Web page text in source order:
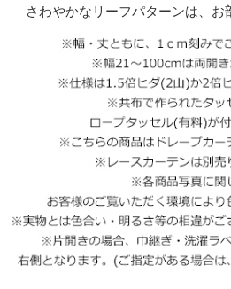
さわやかなリーフパターンは、お